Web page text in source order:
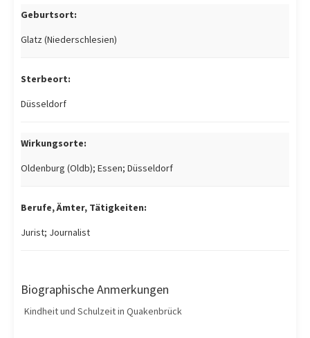
Geburtsort:
Glatz (Niederschlesien)
Sterbeort:
Düsseldorf
Wirkungsorte:
Oldenburg (Oldb); Essen; Düsseldorf
Berufe, Ämter, Tätigkeiten:
Jurist; Journalist
Biographische Anmerkungen
Kindheit und Schulzeit in Quakenbrück